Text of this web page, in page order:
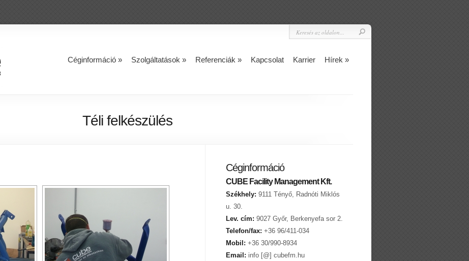
Céginformáció » Szolgáltatások » Referenciák » Kapcsolat Karrier Hírek »
Téli felkészülés
Céginformáció
CUBE Facility Management Kft.
Székhely: 9111 Tényő, Radnóti Miklós
u. 30.
Lev. cím: 9027 Győr, Berkenyefa sor 2.
Telefon/fax: +36 96/411-034
Mobil: +36 30/990-8934
Email: info [@] cubefm.hu